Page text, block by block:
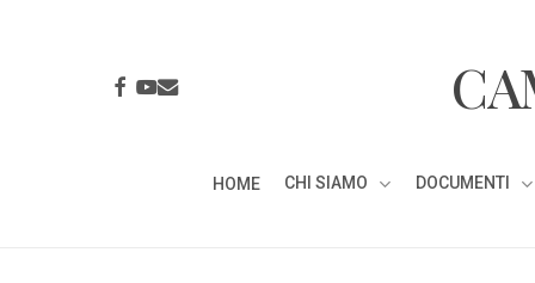
FACEBOOK
YOUTUBE
EMAIL
HOME CHI SIAMO DOCUMENTI